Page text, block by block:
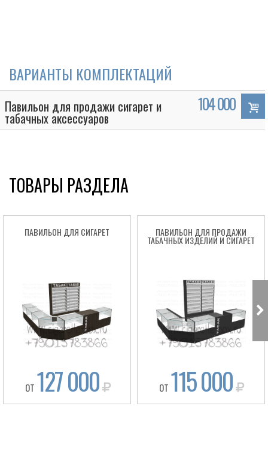
ВАРИАНТЫ КОМПЛЕКТАЦИЙ
Павильон для продажи сигарет и
табачных аксессуаров
104 000
ТОВАРЫ РАЗДЕЛА
ПАВИЛЬОН ДЛЯ СИГАРЕТ
ОТ 127 000
ПАВИЛЬОН ДЛЯ ПРОДАЖИ
ТАБАЧНЫХ ИЗДЕЛИЙ И СИГАРЕТ
ОТ 115 000